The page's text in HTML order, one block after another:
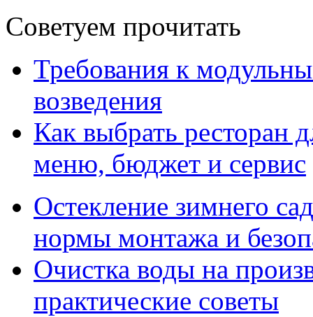
Советуем прочитать
Требования к
возведения
Как выбрать ресторан
меню, бюджет и сервис
Остекление зимнего
нормы монтажа и
Очистка воды на
практические советы